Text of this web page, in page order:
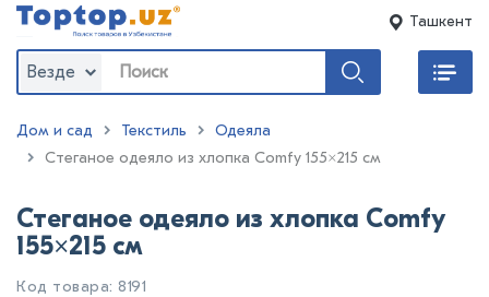
Ташкент
Везде
Дом и сад Текстиль Одеяла
Стеганое одеяло из хлопка Comfy 155×215 см
Стеганое одеяло из хлопка Comfy
155×215 см
Код товара: 8191